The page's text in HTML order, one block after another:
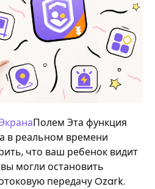
Полем Эта функция
в реальном времени
что ваш ребенок видит
могли остановить
передачу Ozark.